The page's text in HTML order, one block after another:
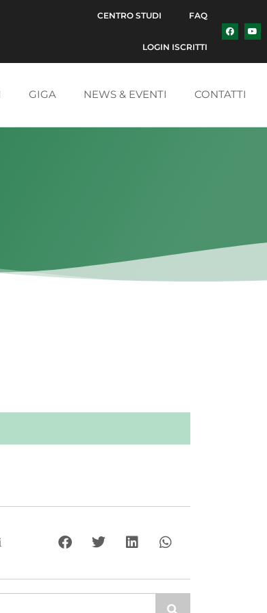
CENTRO STUDI FAQ
LOGIN ISCRITTI
GIGA NEWS & EVENTI CONTATTI